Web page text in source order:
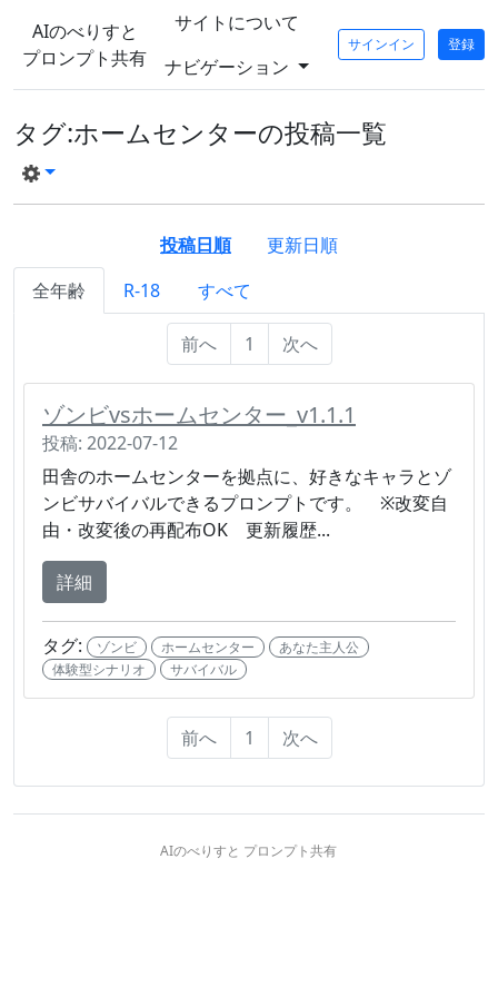
AIのべりすと
プロンプト共有
サイトについて
ナビゲーション
サインイン 登録
タグ:ホームセンターの投稿一覧
投稿日順
更新日順
全年齢
R-18 すべて
前へ 1 次へ
ゾンビvsホームセンター_v1.1.1
投稿: 2022-07-12
田舎のホームセンターを拠点に、好きなキャラとゾ
ンビサバイバルできるプロンプトです。 ※改変自
由・改変後の再配布OK 更新履歴...
詳細
タグ: ゾンビ ホームセンター
あなた主人公
体験型シナリオ
サバイバル
前へ 1 次へ
AIのべりすと プロンプト共有